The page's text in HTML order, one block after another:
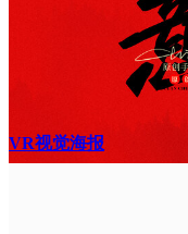
VR视觉海报